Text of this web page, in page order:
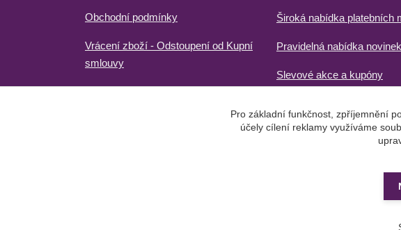
Obchodní podmínky
Vrácení zboží - Odstoupení od Kupní
smlouvy
Široká nabídka platebních
Pravidelná nabídka novinek
Slevové akce a kupóny
Pro základní funkčnost, zpříjemnění
účely cílení reklamy využíváme